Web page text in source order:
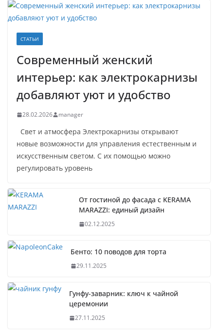
СТАТЬИ
Современный женский
интерьер: как электрокарнизы
добавляют уют и удобство
28.02.2026 manager
Свет и атмосфера Электрокарнизы открывают
новые возможности для управления естественным и
искусственным светом. С их помощью можно
регулировать уровень
От гостиной до фасада с KERAMA
MARAZZI: единый дизайн
02.12.2025
Бенто: 10 поводов для торта
29.11.2025
Гунфу-заварник: ключ к чайной
церемонии
27.11.2025